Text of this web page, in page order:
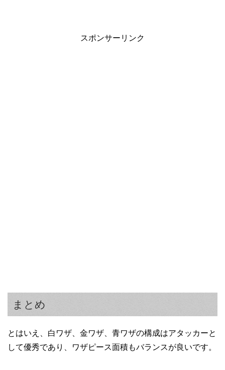
スポンサーリンク
まとめ
とはいえ、白ワザ、金ワザ、青ワザの構成はアタッカーと
して優秀であり、ワザピース面積もバランスが良いです。